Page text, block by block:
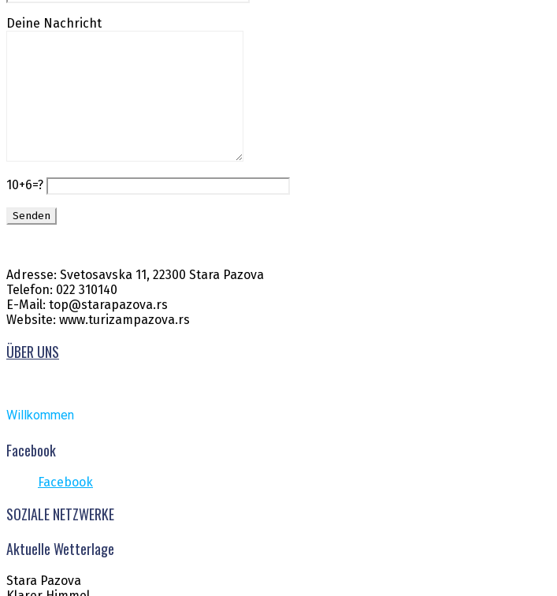
Deine Nachricht
10+6=?
Adresse: Svetosavska 11, 22300 Stara Pazova
Telefon: 022 310140
E-Mail: top@starapazova.rs
Website: www.turizampazova.rs
ÜBER UNS
Willkommen
Facebook
Facebook
SOZIALE NETZWERKE
Aktuelle Wetterlage
Stara Pazova